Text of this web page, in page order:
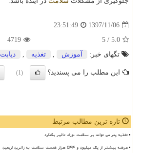
1397/11/06
23:51:49
5.0
/ 5
4719
تگهای خبر:
آموزش , تغذیه , دیابت
این مطلب را می پسندید؟ (1)
تازه ترین مطالب مرتبط
تغذیه پدر می تواند بر سلامت نوزاد تاثیر بگذارد
عرضه بیشتر از یک میلیون و ۵۴۴ هزار خدمت سلامت به زائرین اربعین